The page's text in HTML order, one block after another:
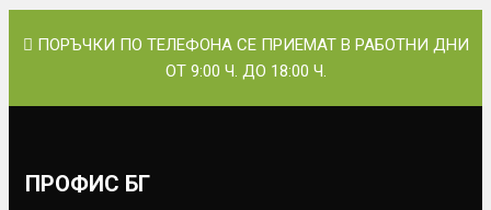
ПОРЪЧКИ ПО ТЕЛЕФОНА СЕ ПРИЕМАТ В РАБОТНИ ДНИ
ОТ 9:00 Ч. ДО 18:00 Ч.
ПРОФИС БГ